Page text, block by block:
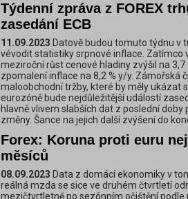
Týdenní zpráva z FOREX
zasedání ECB
11.09.2023 Datově budou tomuto týdnu v
vévodit statistiky srpnové inflace. Zatímco
meziroční růst cenové hladiny zvýšil na 3,7
zpomalení inflace na 8,2 % y/y. Zámořská
maloobchodní tržby, které by měly ukázat
eurozóně bude nejdůležitější událostí
hlavně vlivem slabších dat z poslední
změny. Šance na jejich další zvýšení do
Forex: Koruna proti euru
měsíců
08.09.2023 Data z domácí ekonomiky v
reálná mzda se sice ve druhém čtvrtletí
mezičtvrtletně po sezónním očištění podle